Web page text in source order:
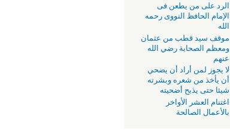
الرد على من يطعن فى
الإمام الحافظ النووى رحمه
الله
موقف سيد قطب من عثمان
ومعظم الصحابة رضي الله
عنهم
لا يجوز لمن أراد أن يضحي
أن يأخذ من شعره وبشرته
شيئا حتى يذبح أضحيته
اغتنام العشر الأواخر
بالأعمال الصالحة